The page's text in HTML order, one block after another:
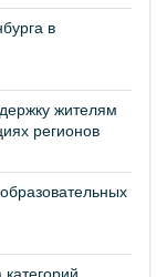
в
жителям
регионов